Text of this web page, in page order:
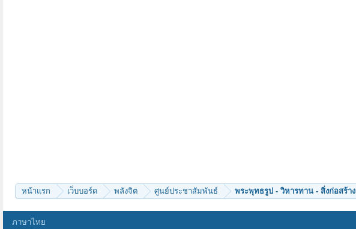
หน้าแรก เว็บบอร์ด พลังจิต ศูนย์ประชาสัมพันธ์ พระพุทธรูป - วิหารทาน - สิ่งก่อสร้าง
ภาษาไทย